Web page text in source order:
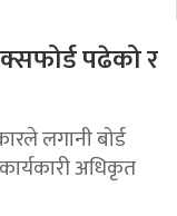
पढेको र
लगानी बोर्ड
अधिकृत